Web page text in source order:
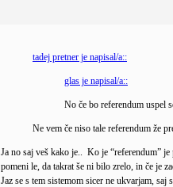
tadej pretner je napisal/a::
glas je napisal/a::
No če bo referendum uspel
Ne vem če niso tale referendum že
Ja no saj veš kako je.. Ko je “referendum”
pomeni le, da takrat še ni bilo zrelo, in če je
Jaz se s tem sistemom sicer ne ukvarjam,